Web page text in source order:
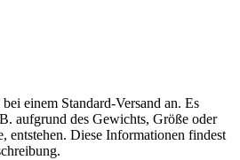
einem Standard-Versand an. Es
aufgrund des Gewichts, Größe oder
entstehen. Diese Informationen findest